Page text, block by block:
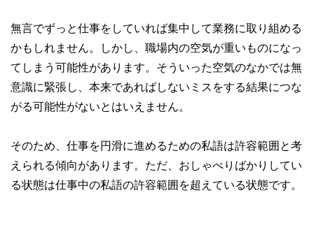
無言でずっと仕事をしていれば集中して業務に取り組める
かもしれません。しかし、職場内の空気が重いものになっ
てしまう可能性があります。そういった空気のなかでは無
意識に緊張し、本来であればしないミスをする結果につな
がる可能性がないとはいえません。
そのため、仕事を円滑に進めるための私語は許容範囲と考
えられる傾向があります。ただ、おしゃべりばかりしてい
る状態は仕事中の私語の許容範囲を超えている状態です。